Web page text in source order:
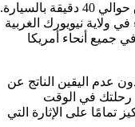
تغطي الرحلة من مطار بوفالو نياجارا الدولي إلى شلالات نياجارا، كندا، حوالي 40 كيلومترًا وتستغرق حوالي 40 دقيقة بالسيارة.
ولاية نيويورك الغربية
جميع أنحاء أمريكا
عدم اليقين الناتج عن
رحلتك في الوقت
على الإثارة التي